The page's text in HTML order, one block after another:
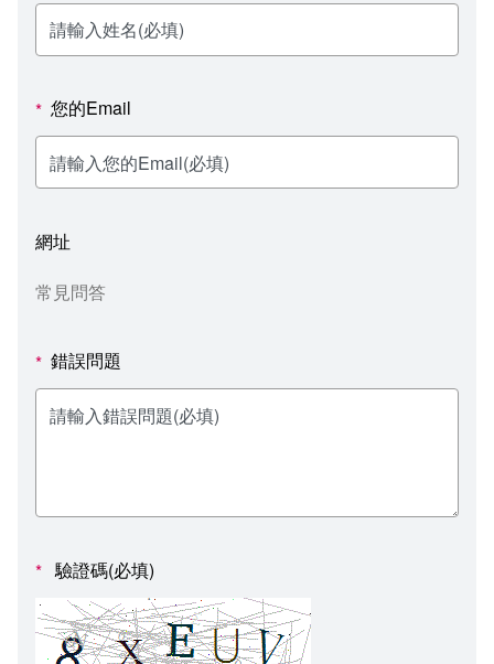
新聞媒體專區
校園行事曆
報名系統
線上報名查詢
影音資訊
學習指導中心
輔導處
研發處
秘書處出納組
教學媒體處
電算中心
人事室
大眾傳播學系
外國語文學系
文化藝術學系
健康管理與促進學系
校務系統
課程大綱
網路選課
校園行事曆
校內系統
資訊服務線上報修系統
消耗品申請
教室‧會議室預約系統
問卷調查
法令規章
政府公開資訊
意見信箱
各單位意見信箱
諮詢信箱進度查詢
影音資訊
* 您的Email
網址
常見問答
* 錯誤問題
* 驗證碼(必填)